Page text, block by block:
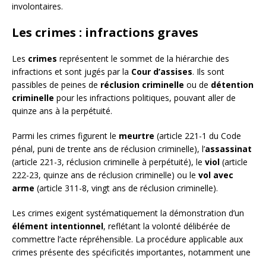
involontaires.
Les crimes : infractions graves
Les crimes représentent le sommet de la hiérarchie des
infractions et sont jugés par la Cour d’assises. Ils sont
passibles de peines de réclusion criminelle ou de détention
criminelle pour les infractions politiques, pouvant aller de
quinze ans à la perpétuité.
Parmi les crimes figurent le meurtre (article 221-1 du Code
pénal, puni de trente ans de réclusion criminelle), l’assassinat
(article 221-3, réclusion criminelle à perpétuité), le viol (article
222-23, quinze ans de réclusion criminelle) ou le vol avec
arme (article 311-8, vingt ans de réclusion criminelle).
Les crimes exigent systématiquement la démonstration d’un
élément intentionnel, reflétant la volonté délibérée de
commettre l’acte répréhensible. La procédure applicable aux
crimes présente des spécificités importantes, notamment une